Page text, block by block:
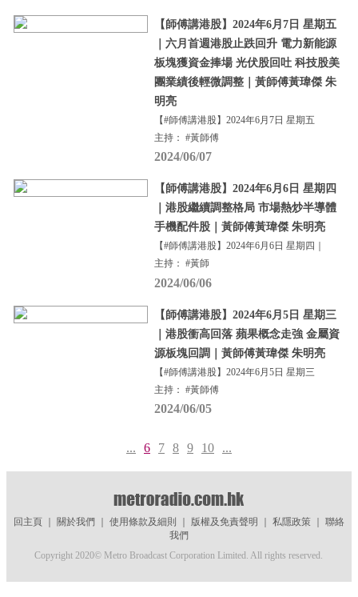
【師傅講港股】2024年6月7日 星期五
｜六月首週港股止跌回升 電力新能源
板塊獲資金捧場 光伏股回吐 科技股美
團業績後輕微調整｜黃師傅黃瑋傑 朱
明亮
【#師傅講港股】2024年6月7日 星期五
主持： #黃師傅
2024/06/07
【師傅講港股】2024年6月6日 星期四
｜港股繼續調整格局 市場熱炒半導體
手機配件股｜黃師傅黃瑋傑 朱明亮
【#師傅講港股】2024年6月6日 星期四｜
主持： #黃師
2024/06/06
【師傅講港股】2024年6月5日 星期三
｜港股衝高回落 蘋果概念走強 金屬資
源板塊回調｜黃師傅黃瑋傑 朱明亮
【#師傅講港股】2024年6月5日 星期三
主持： #黃師傅
2024/06/05
... 6 7 8 9 10 ...
回主頁｜ 關於我們 使用條款及細則 版權及免責聲明 私隱政策｜ 聯絡
我們
Copyright 2020© Metro Broadcast Corporation Limited. All rights reserved.